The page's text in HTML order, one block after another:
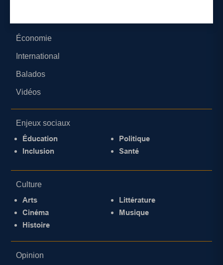
Économie
International
Balados
Vidéos
Enjeux sociaux
Éducation
Inclusion
Politique
Santé
Culture
Arts
Cinéma
Histoire
Littérature
Musique
Opinion